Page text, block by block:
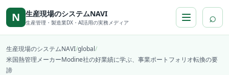
本文へ移動
N 生産現場のシステムNAVI
生産管理・製造業DX・AI活用の実務メディア ⌕
生産現場のシステムNAVI/global/
米国熱管理メーカーModine社の好業績に学ぶ、事業ポートフォリオ転換の要
諦